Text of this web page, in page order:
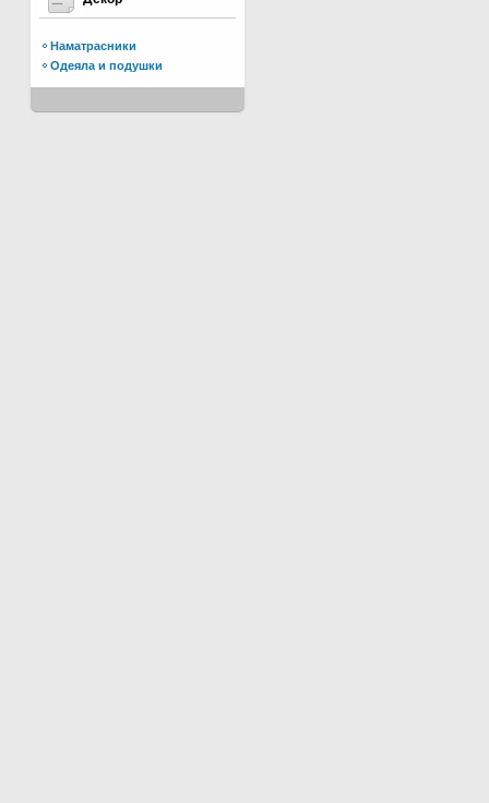
Наматрасники
Одеяла и подушки